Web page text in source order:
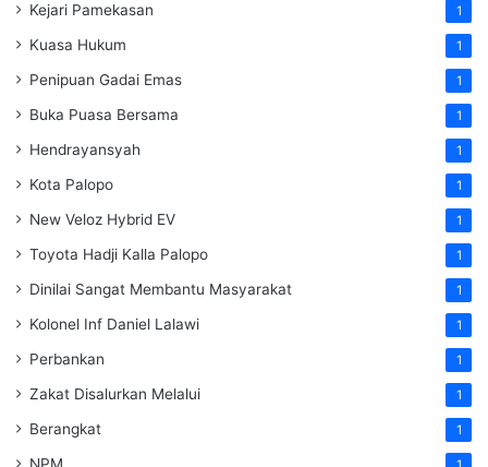
Kejari Pamekasan 1
Kuasa Hukum 1
Penipuan Gadai Emas 1
Buka Puasa Bersama 1
Hendrayansyah 1
Kota Palopo 1
New Veloz Hybrid EV 1
Toyota Hadji Kalla Palopo 1
Dinilai Sangat Membantu Masyarakat 1
Kolonel Inf Daniel Lalawi 1
Perbankan 1
Zakat Disalurkan Melalui 1
Berangkat 1